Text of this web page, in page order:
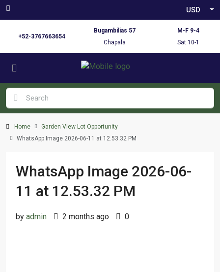
USD
+52-3767663654
Bugambilias 57
Chapala
M-F 9-4
Sat 10-1
Home
Garden View Lot Opportunity
WhatsApp Image 2026-06-11 at 12.53.32 PM
WhatsApp Image 2026-06-
11 at 12.53.32 PM
by admin 2 months ago 0